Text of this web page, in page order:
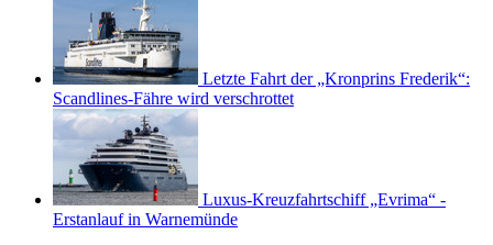
Letzte Fahrt der „Kronprins Frederik“:
Scandlines-Fähre wird verschrottet
Luxus-Kreuzfahrtschiff „Evrima“ -
Erstanlauf in Warnemünde